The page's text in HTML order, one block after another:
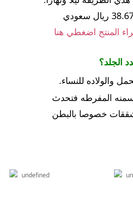
المنتج اضغطي هنا
الجلد؟
والولاده للنساء.
المفرطه فتحدث
خصوصا بالبطن
undefined